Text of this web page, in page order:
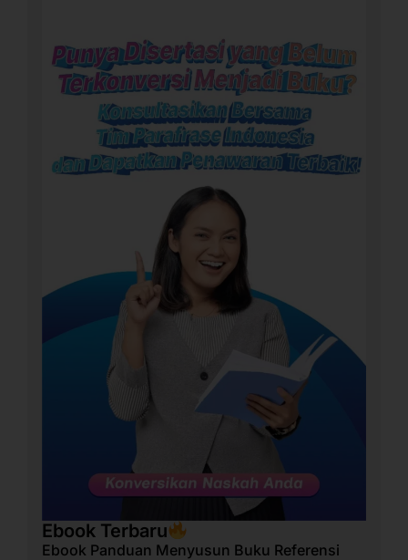
Ebook Terbaru
Ebook Panduan Menyusun Buku Referensi